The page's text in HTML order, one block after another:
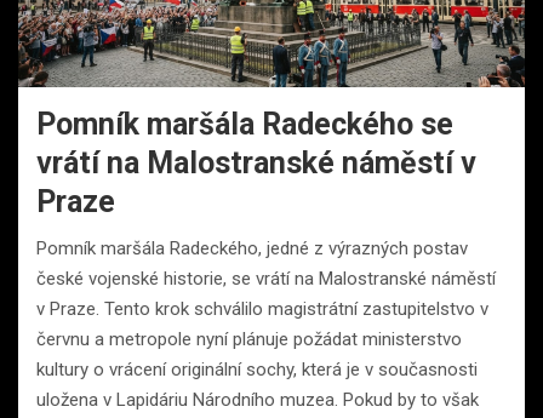
Pomník maršála Radeckého se
vrátí na Malostranské náměstí v
Praze
Pomník maršála Radeckého, jedné z výrazných postav
české vojenské historie, se vrátí na Malostranské náměstí
v Praze. Tento krok schválilo magistrátní zastupitelstvo v
červnu a metropole nyní plánuje požádat ministerstvo
kultury o vrácení originální sochy, která je v současnosti
uložena v Lapidáriu Národního muzea. Pokud by to však